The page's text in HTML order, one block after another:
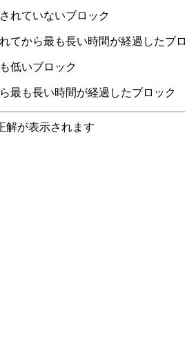
れていないブロック
てから最も長い時間が経過したブ
低いブロック
最も長い時間が経過したブロック
解が表示されます